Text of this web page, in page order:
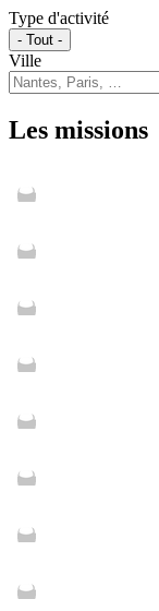
Type d'activité
- Tout -
Ville
Les missions